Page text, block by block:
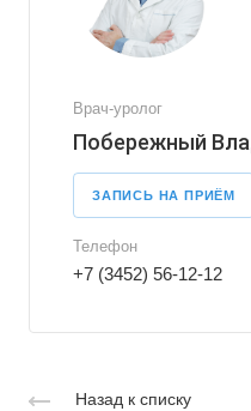
Врач-уролог
Побережный
ЗАПИСЬ НА ПРИЁМ
Телефон
+7 (3452) 56-12-12
Назад к списку